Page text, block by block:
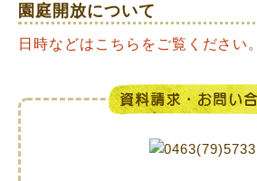
園庭開放について
日時などはこちらをご覧ください。